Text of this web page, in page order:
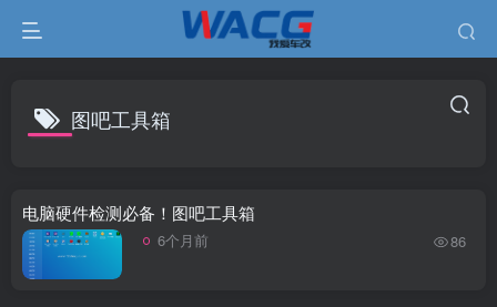
图吧工具箱
电脑硬件检测必备！图吧工具箱
6个月前 86